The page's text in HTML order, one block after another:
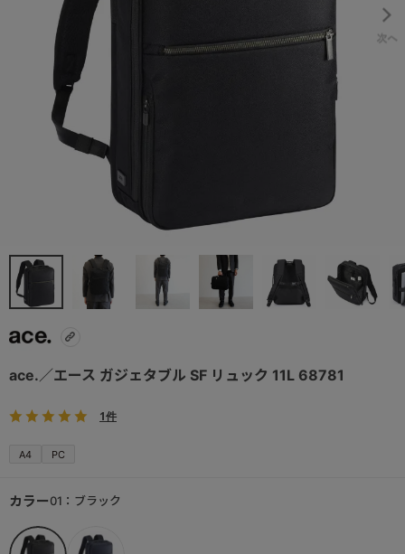
ace.／エース ガジェタブル SF リュック 11L 68781
1件
A4 PC
カラー01：ブラック